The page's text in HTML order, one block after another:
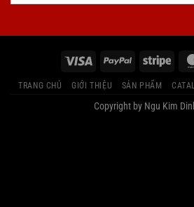
TRANG CHỦ GIỚI THIỆU SẢN PHẨM
Copyright by Ngu Kim